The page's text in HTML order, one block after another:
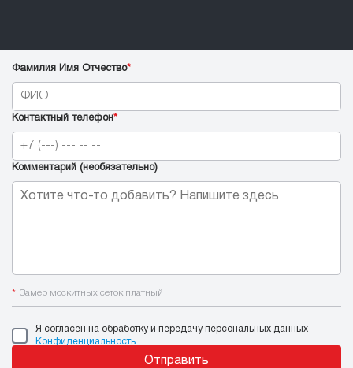
Фамилия Имя Отчество*
Контактный телефон*
Комментарий (необязательно)
* Замер москитных сеток платный
Я согласен на обработку и передачу персональных данных
Конфиденциальность
Отправить